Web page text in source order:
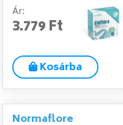
Ár:
3.779 Ft
Kosárba
Normaflore